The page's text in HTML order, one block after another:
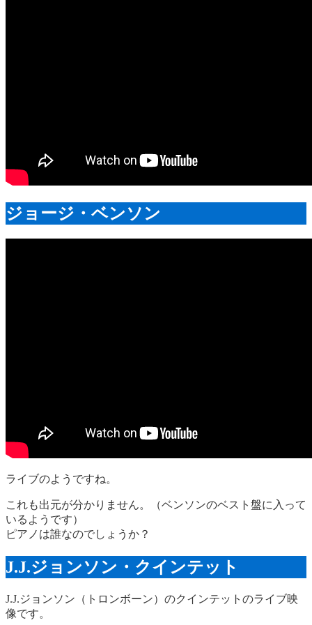
ジョージ・ベンソン
ライブのようですね。
これも出元が分かりません。（ベンソンのベスト盤に入って
いるようです）
ピアノは誰なのでしょうか？
J.J.ジョンソン・クインテット
J.J.ジョンソン（トロンボーン）のクインテットのライブ映
像です。